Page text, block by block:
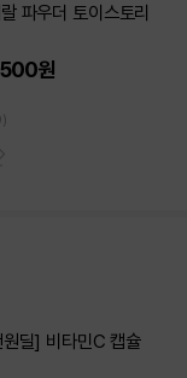
~50%
파우더 토이스토리
원
딜] 비타민C 캡슐